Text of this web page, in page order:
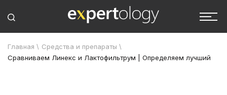
Главная \ Средства и препараты \
Сравниваем Линекс и Лактофильтрум | Определяем лучший